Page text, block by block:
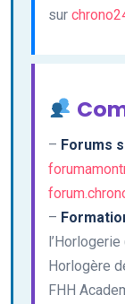
sur
– Forums
–
Horlogère
FHH